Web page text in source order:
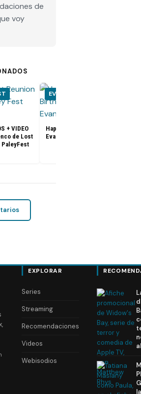
de
voy
+ VIDEO
de Lost
PaleyFest
EVENTOS
Happy Birthday
Evangeline Lilly
EXPLORAR
Series
Streaming
Recomendaciones
Videos
Webisodios